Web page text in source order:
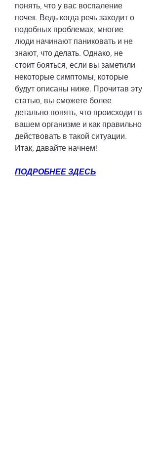
понять, что у вас воспаление
почек. Ведь когда речь заходит о
подобных проблемах, многие
люди начинают паниковать и не
знают, что делать. Однако, не
стоит бояться, если вы заметили
некоторые симптомы, которые
будут описаны ниже. Прочитав эту
статью, вы сможете более
детально понять, что происходит в
вашем организме и как правильно
действовать в такой ситуации.
Итак, давайте начнем!
ПОДРОБНЕЕ ЗДЕСЬ